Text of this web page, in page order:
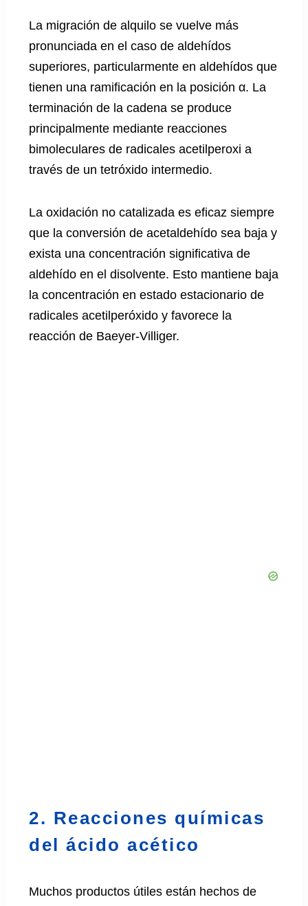
La migración de alquilo se vuelve más
pronunciada en el caso de aldehídos
superiores, particularmente en aldehídos que
tienen una ramificación en la posición α. La
terminación de la cadena se produce
principalmente mediante reacciones
bimoleculares de radicales acetilperoxi a
través de un tetróxido intermedio.
La oxidación no catalizada es eficaz siempre
que la conversión de acetaldehído sea baja y
exista una concentración significativa de
aldehído en el disolvente. Esto mantiene baja
la concentración en estado estacionario de
radicales acetilperóxido y favorece la
reacción de Baeyer-Villiger.
2. Reacciones químicas
del ácido acético
Muchos productos útiles están hechos de